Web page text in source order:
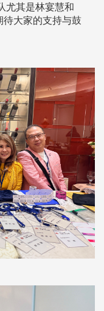
尤其是林宴慧和
待大家的支持与鼓